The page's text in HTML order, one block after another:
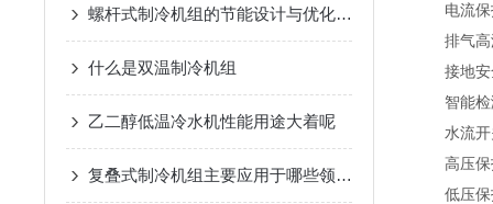
螺杆式制冷机组的节能设计与优化策略
什么是双温制冷机组
乙二醇低温冷水机性能用途大着呢
复叠式制冷机组主要应用于哪些领域？
电流保护
排气高温
接地安
智能检测
水流开关
高压保
低压保